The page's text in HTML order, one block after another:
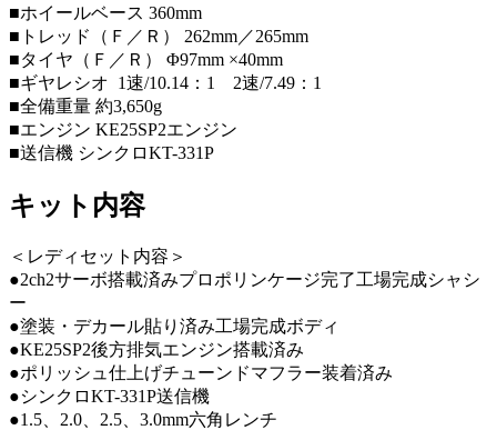
■ホイールベース 360mm
■トレッド（Ｆ／Ｒ） 262mm／265mm
■タイヤ（Ｆ／Ｒ） Φ97mm ×40mm
■ギヤレシオ 1速/10.14：1 2速/7.49：1
■全備重量 約3,650g
■エンジン KE25SP2エンジン
■送信機 シンクロKT-331P
キット内容
＜レディセット内容＞
●2ch2サーボ搭載済みプロポリンケージ完了工場完成シャシ
ー
●塗装・デカール貼り済み工場完成ボディ
●KE25SP2後方排気エンジン搭載済み
●ポリッシュ仕上げチューンドマフラー装着済み
●シンクロKT-331P送信機
●1.5、2.0、2.5、3.0mm六角レンチ